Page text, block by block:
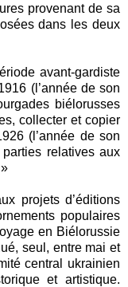
provenant de sa
dans les deux
avant-gardiste
(l’année de son
biélorusses
collecter et copier
(l’année de son
relatives aux
projets d’éditions
populaires
en Biélorussie
seul, entre mai et
central ukrainien
et artistique.